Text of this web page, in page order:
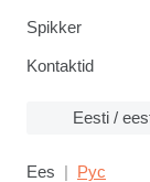
Spikker
Kontaktid
Eesti /
Ees Рус